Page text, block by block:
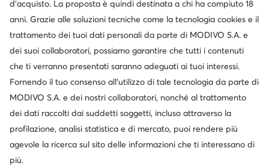
Le informazioni sui possibili trasferimenti dei
tuoi Dati Personali verso paesi terzi (al di fuori
dello Spazio Economico Europeo) sono descritte
in dettaglio al punto VII della presente
Informativa.
I tuoi diritti relativi al trattamento dei tuoi Dati
Personali sono descritti dettagliatamente al
punto VIII della presente Informativa.
6. PROFILI SUI SOCIAL MEDIA
Il Titolare del trattamento dei tuoi Dati
d’acquisto. La proposta è quindi destinata a chi ha compiuto 18
anni. Grazie alle soluzioni tecniche come la tecnologia cookies e il
trattamento dei tuoi dati personali da parte di MODIVO S.A. e
dei suoi collaboratori, possiamo garantire che tutti i contenuti
che ti verranno presentati saranno adeguati ai tuoi interessi.
Fornendo il tuo consenso all’utilizzo di tale tecnologia da parte di
MODIVO S.A. e dei nostri collaboratori, nonché al trattamento
dei dati raccolti dai suddetti soggetti, incluso attraverso la
profilazione, analisi statistica e di mercato, puoi rendere più
agevole la ricerca sul sito delle informazioni che ti interessano di
più.